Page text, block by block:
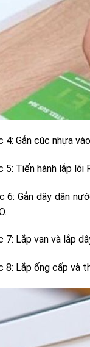
Gắn cúc nhựa
Tiến hành lắp lõi
6: Gắn dây dân
Lắp van và lắp
8: Lắp ống cấp và